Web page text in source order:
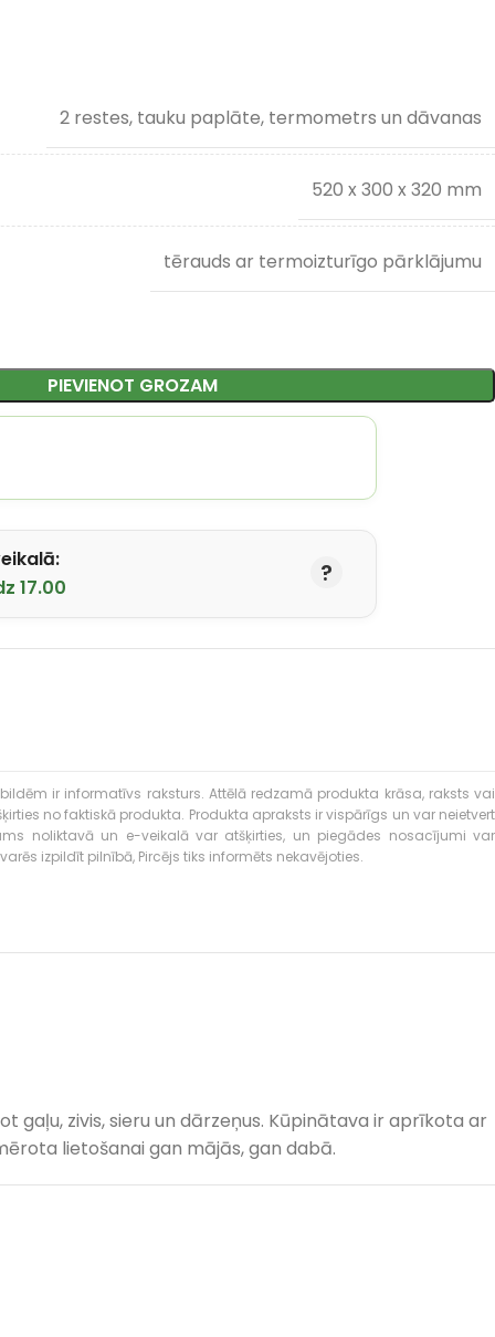
2 restes, tauku paplāte, termometrs un dāvanas
520 x 300 x 320 mm
tērauds ar termoizturīgo pārklājumu
PIEVIENOT GROZAM
17.00
ir informatīvs raksturs. Attēlā redzamā produkta krāsa, raksts vai
no faktiskā produkta. Produkta apraksts ir vispārīgs un var neietvert
noliktavā un e-veikalā var atšķirties, un piegādes nosacījumi var
izpildīt pilnībā, Pircējs tiks informēts nekavējoties.
gaļu, zivis, sieru un dārzeņus. Kūpinātava ir aprīkota ar
lietošanai gan mājās, gan dabā.